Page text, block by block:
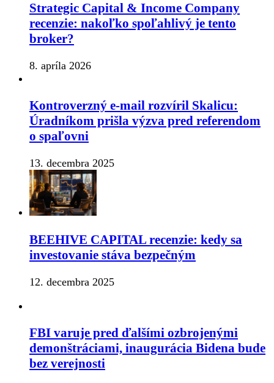
Strategic Capital & Income Company
recenzie: nakoľko spoľahlivý je tento
broker?
8. apríla 2026
Kontroverzný e-mail rozvíril Skalicu:
Úradníkom prišla výzva pred referendom
o spaľovni
13. decembra 2025
BEEHIVE CAPITAL recenzie: kedy sa
investovanie stáva bezpečným
12. decembra 2025
FBI varuje pred ďalšími ozbrojenými
demonštráciami, inaugurácia Bidena bude
bez verejnosti